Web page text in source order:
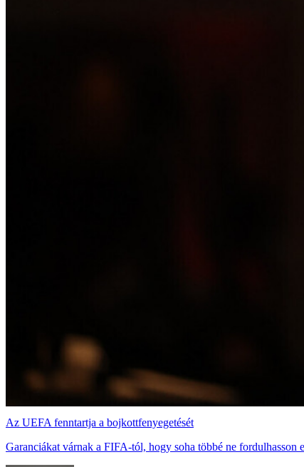
Az UEFA fenntartja a bojkottfenyegetését
Garanciákat várnak a FIFA-tól, hogy soha többé ne fordulhasson